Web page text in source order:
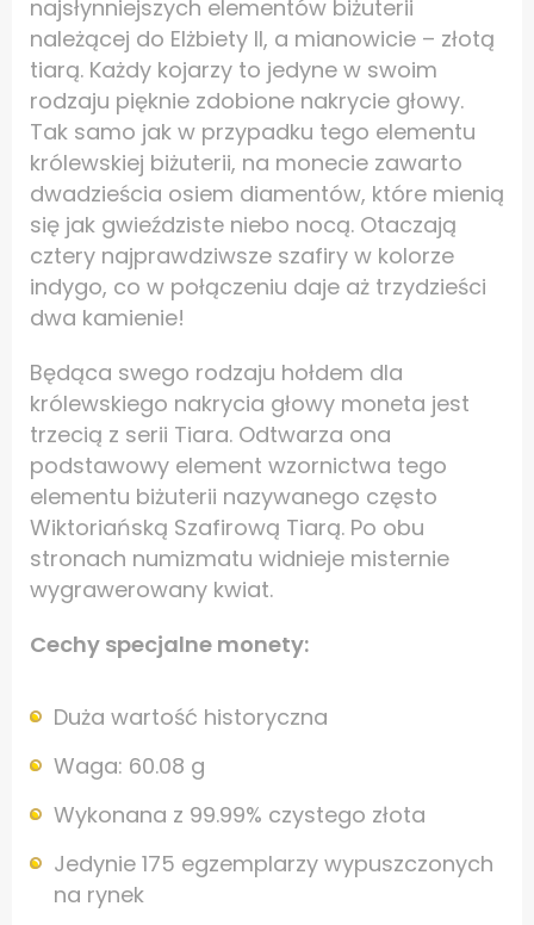
najsłynniejszych elementów biżuterii
należącej do Elżbiety II, a mianowicie – złotą
tiarą. Każdy kojarzy to jedyne w swoim
rodzaju pięknie zdobione nakrycie głowy.
Tak samo jak w przypadku tego elementu
królewskiej biżuterii, na monecie zawarto
dwadzieścia osiem diamentów, które mienią
się jak gwieździste niebo nocą. Otaczają
cztery najprawdziwsze szafiry w kolorze
indygo, co w połączeniu daje aż trzydzieści
dwa kamienie!
Będąca swego rodzaju hołdem dla
królewskiego nakrycia głowy moneta jest
trzecią z serii Tiara. Odtwarza ona
podstawowy element wzornictwa tego
elementu biżuterii nazywanego często
Wiktoriańską Szafirową Tiarą. Po obu
stronach numizmatu widnieje misternie
wygrawerowany kwiat.
Cechy specjalne monety:
Duża wartość historyczna
Waga: 60.08 g
Wykonana z 99.99% czystego złota
Jedynie 175 egzemplarzy wypuszczonych
na rynek